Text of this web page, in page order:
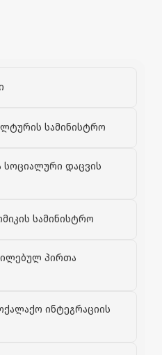
სამინისტრო
დაცვის
სამინისტრო
პირთა
ინტეგრაციის